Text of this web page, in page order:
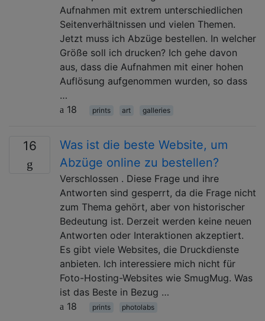
Aufnahmen mit extrem unterschiedlichen
Seitenverhältnissen und vielen Themen.
Jetzt muss ich Abzüge bestellen. In welcher
Größe soll ich drucken? Ich gehe davon
aus, dass die Aufnahmen mit einer hohen
Auflösung aufgenommen wurden, so dass
…
18
prints art galleries
16
Was ist die beste Website, um
Abzüge online zu bestellen?
Verschlossen . Diese Frage und ihre
Antworten sind gesperrt, da die Frage nicht
zum Thema gehört, aber von historischer
Bedeutung ist. Derzeit werden keine neuen
Antworten oder Interaktionen akzeptiert.
Es gibt viele Websites, die Druckdienste
anbieten. Ich interessiere mich nicht für
Foto-Hosting-Websites wie SmugMug. Was
ist das Beste in Bezug …
18
prints photolabs